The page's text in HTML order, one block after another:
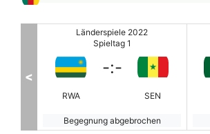
Länderspiele 2022
Spieltag 1
ALG
3:0
GHA
5 Jan. - 15:00
<